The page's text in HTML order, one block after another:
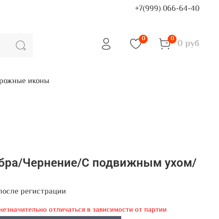
+7(999) 066-64-40
0 0 0 руб
иконы
Чернение/С подвижным ухом/
регистрации
отличаться в зависимости от партии